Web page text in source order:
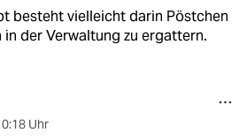
besteht vielleicht darin Pöstchen
in der Verwaltung zu ergattern.
Uhr